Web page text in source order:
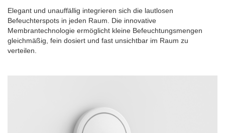
Elegant und unauffällig integrieren sich die lautlosen
Befeuchterspots in jeden Raum. Die innovative
Membrantechnologie ermöglicht kleine Befeuchtungsmengen
gleichmäßig, fein dosiert und fast unsichtbar im Raum zu
verteilen.